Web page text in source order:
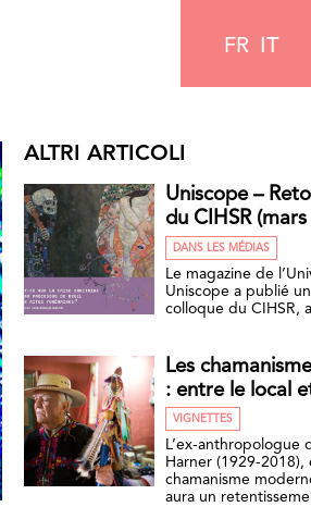
FR IT
ALTRI ARTICOLI
Uniscope –
du CIHSR (mars
DANS LES MÉDIAS
Le magazine de
Uniscope a publié
colloque du CIHSR,
Les
: entre le local
VIGNETTES
L’ex-anthropologue
Harner (1929-
chamanisme
aura un